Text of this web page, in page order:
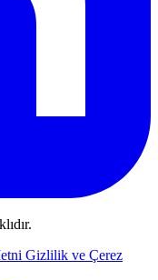
Gizlilik ve Çerez